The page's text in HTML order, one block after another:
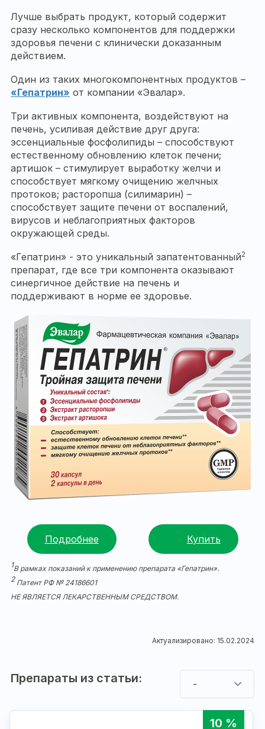
Лучше выбрать продукт, который содержит
сразу несколько компонентов для поддержки
здоровья печени с клинически доказанным
действием.
Один из таких многокомпонентных продуктов –
«Гепатрин» от компании «Эвалар».
Три активных компонента, воздействуют на
печень, усиливая действие друг друга:
эссенциальные фосфолипиды – способствуют
естественному обновлению клеток печени;
артишок – стимулирует выработку желчи и
способствует мягкому очищению желчных
протоков; расторопша (силимарин) –
способствует защите печени от воспалений,
вирусов и неблагоприятных факторов
окружающей среды.
«Гепатрин» - это уникальный запатентованный2
препарат, где все три компонента оказывают
синергичное действие на печень и
поддерживают в норме ее здоровье.
Подробнее Купить
1В рамках показаний к применению препарата «Гепатрин».
2 Патент РФ № 24186601
НЕ ЯВЛЯЕТСЯ ЛЕКАРСТВЕННЫМ СРЕДСТВОМ.
Актуализировано: 15.02.2024
Препараты из статьи: -
10 %